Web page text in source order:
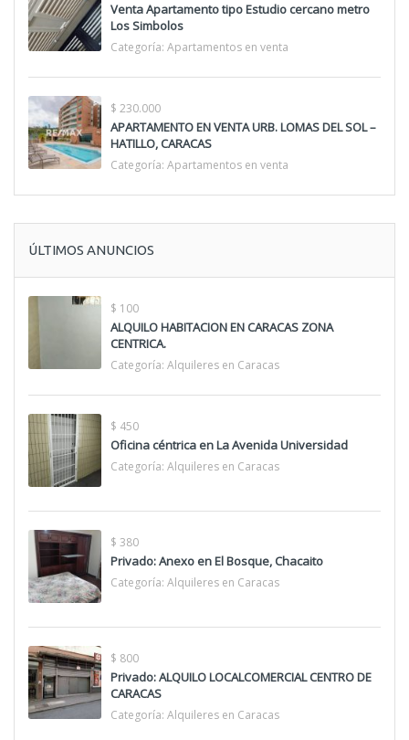
Venta Apartamento tipo Estudio cercano metro
Los Simbolos
Categoría: Apartamentos en venta
$ 230.000
APARTAMENTO EN VENTA URB. LOMAS DEL SOL –
HATILLO, CARACAS
Categoría: Apartamentos en venta
ÚLTIMOS ANUNCIOS
$ 100
ALQUILO HABITACION EN CARACAS ZONA
CENTRICA.
Categoría: Alquileres en Caracas
$ 450
Oficina céntrica en La Avenida Universidad
Categoría: Alquileres en Caracas
$ 380
Privado: Anexo en El Bosque, Chacaito
Categoría: Alquileres en Caracas
$ 800
Privado: ALQUILO LOCALCOMERCIAL CENTRO DE
CARACAS
Categoría: Alquileres en Caracas